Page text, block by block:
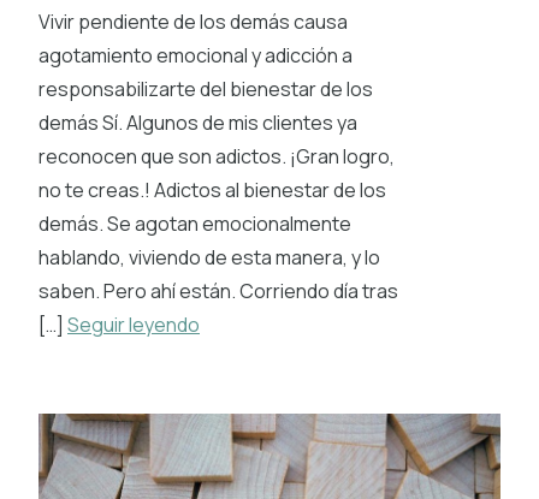
Vivir pendiente de los demás causa
agotamiento emocional y adicción a
responsabilizarte del bienestar de los
demás Sí. Algunos de mis clientes ya
reconocen que son adictos. ¡Gran logro,
no te creas.! Adictos al bienestar de los
demás. Se agotan emocionalmente
hablando, viviendo de esta manera, y lo
saben. Pero ahí están. Corriendo día tras
[…] Seguir leyendo